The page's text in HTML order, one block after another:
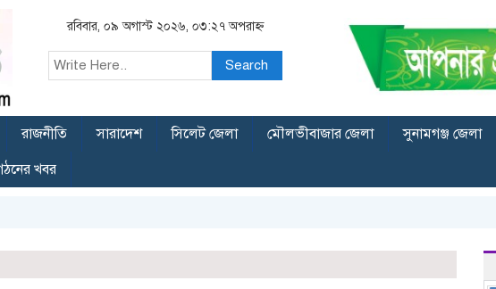
রবিবার, ০৯ অগাস্ট ২০২৬, ০৩:২৭ অপরাহ্ন
Search
রাজনীতি সারাদেশ সিলেট জেলা মৌলভীবাজার জেলা সুনামগঞ্জ জেলা
খবর